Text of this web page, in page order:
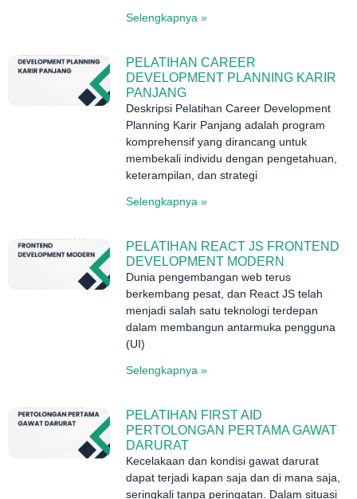
Selengkapnya »
PELATIHAN CAREER
DEVELOPMENT PLANNING KARIR
PANJANG
Deskripsi Pelatihan Career Development
Planning Karir Panjang adalah program
komprehensif yang dirancang untuk
membekali individu dengan pengetahuan,
keterampilan, dan strategi
Selengkapnya »
PELATIHAN REACT JS FRONTEND
DEVELOPMENT MODERN
Dunia pengembangan web terus
berkembang pesat, dan React JS telah
menjadi salah satu teknologi terdepan
dalam membangun antarmuka pengguna
(UI)
Selengkapnya »
PELATIHAN FIRST AID
PERTOLONGAN PERTAMA GAWAT
DARURAT
Kecelakaan dan kondisi gawat darurat
dapat terjadi kapan saja dan di mana saja,
seringkali tanpa peringatan. Dalam situasi